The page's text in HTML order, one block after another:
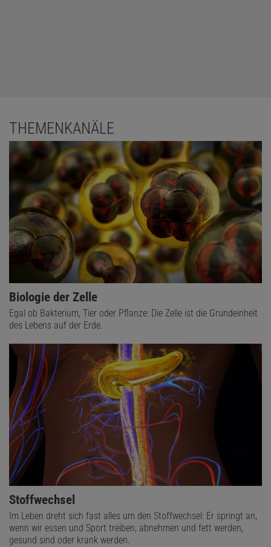
THEMENKANÄLE
Biologie der Zelle
Egal ob Bakterium, Tier oder Pflanze: Die Zelle ist die Grundeinheit
des Lebens auf der Erde.
Stoffwechsel
Im Leben dreht sich fast alles um den Stoffwechsel: Er springt an,
wenn wir essen und Sport treiben, abnehmen und fett werden,
gesund sind oder krank werden.